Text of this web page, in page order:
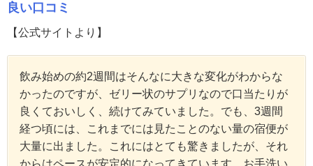
良い口コミ
【公式サイトより】
飲み始めの約2週間はそんなに大きな変化がわからな
かったのですが、ゼリー状のサプリなので口当たりが
良くておいしく、続けてみていました。でも、3週間
経つ頃には、これまでには見たことのない量の宿便が
大量に出ました。これにはとても驚きましたが、それ